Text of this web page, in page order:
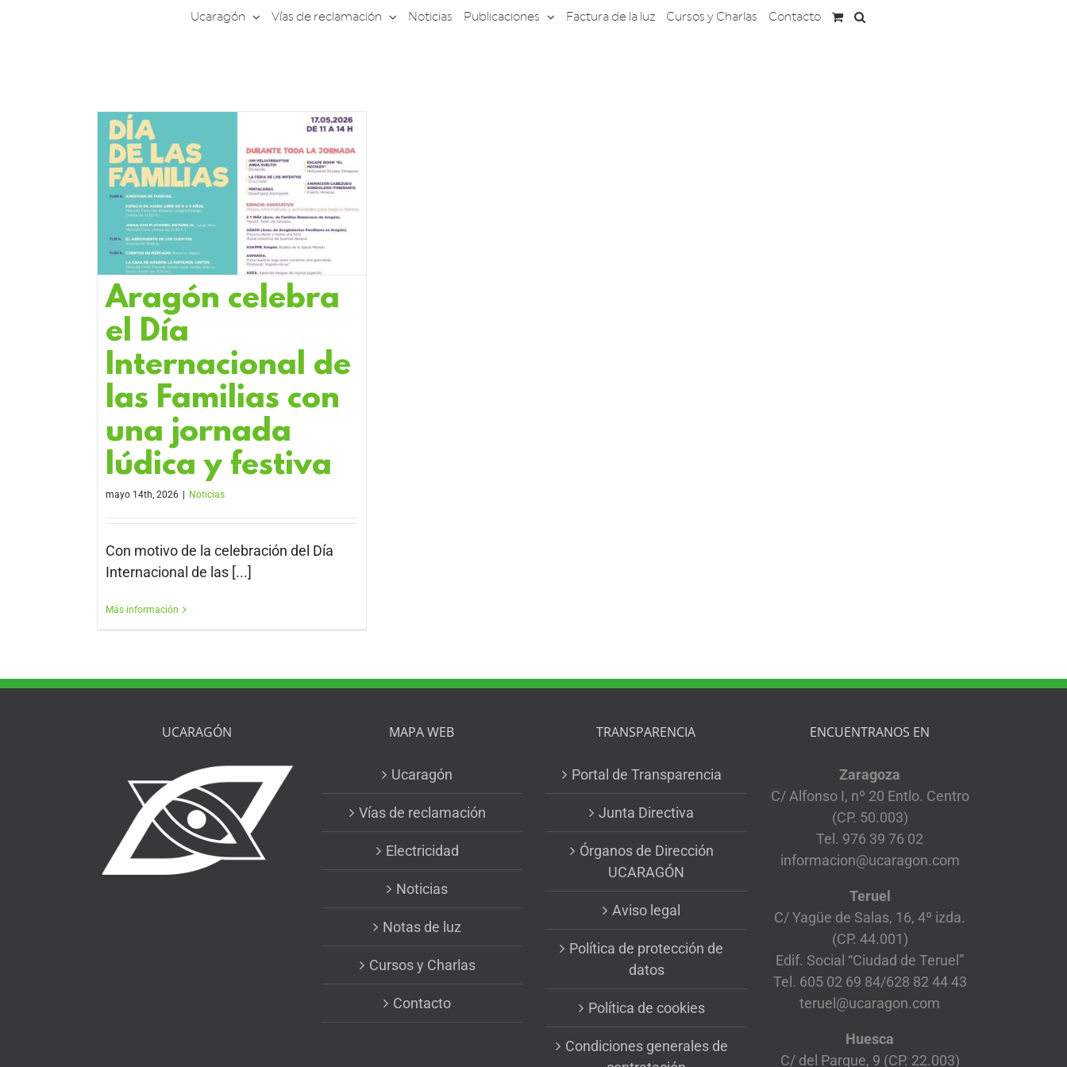
Ucaragón Vías de reclamación Noticias Publicaciones Factura de la luz Cursos y Charlas Contacto
Aragón celebra
el Día
Internacional de
las Familias con
una jornada
lúdica y festiva
mayo 14th, 2026 Noticias
Con motivo de la celebración del Día
Internacional de las [...]
Más información
UCARAGÓN MAPA WEB
Ucaragón
Vías de reclamación
Electricidad
Noticias
Notas de luz
Cursos y Charlas
Contacto
TRANSPARENCIA
Portal de Transparencia
Junta Directiva
Órganos de Dirección
UCARAGÓN
Aviso legal
Política de protección de
datos
Política de cookies
Condiciones generales de
ENCUENTRANOS EN
Zaragoza
C/ Alfonso I, nº 20 Entlo. Centro
(CP. 50.003)
Tel. 976 39 76 02
informacion@ucaragon.com
Teruel
C/ Yagüe de Salas, 16, 4º izda.
(CP. 44.001)
Edif. Social “Ciudad de Teruel”
Tel. 605 02 69 84/628 82 44 43
teruel@ucaragon.com
Huesca
C/ del Parque, 9 (CP. 22.003)